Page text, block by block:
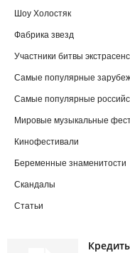
Шоу Холостяк
Фабрика звезд
Участники битвы
Самые популярные
Самые популярные
Мировые музыкальные
Кинофестивали
Беременные знаменитости
Скандалы
Статьи